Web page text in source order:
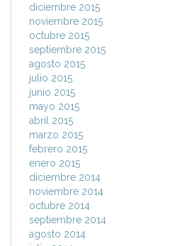
diciembre 2015
noviembre 2015
octubre 2015
septiembre 2015
agosto 2015
julio 2015
junio 2015
mayo 2015
abril 2015
marzo 2015
febrero 2015
enero 2015
diciembre 2014
noviembre 2014
octubre 2014
septiembre 2014
agosto 2014